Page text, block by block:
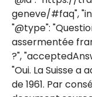
geneve/#faq",
"@type":
assermentée
?",
"Oui. La Suisse a
de 1961. Par